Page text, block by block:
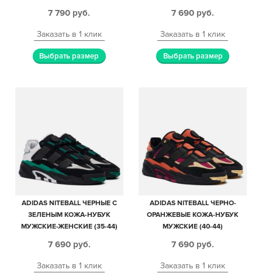
7 790 руб.
Заказать в 1 клик
Выбрать размер
7 690 руб.
Заказать в 1 клик
Выбрать размер
ADIDAS NITEBALL ЧЕРНЫЕ С
ЗЕЛЕНЫМ КОЖА-НУБУК
МУЖСКИЕ-ЖЕНСКИЕ (35-44)
7 690 руб.
Заказать в 1 клик
ADIDAS NITEBALL ЧЕРНО-
ОРАНЖЕВЫЕ КОЖА-НУБУК
МУЖСКИЕ (40-44)
7 690 руб.
Заказать в 1 клик